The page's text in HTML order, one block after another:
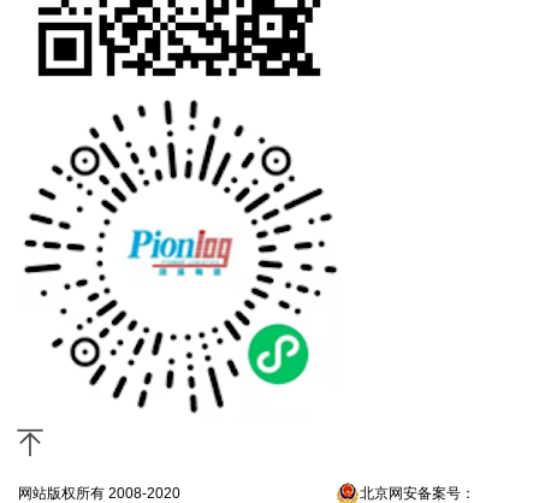
网站版权所有 2008-2020 北京网安备案号：